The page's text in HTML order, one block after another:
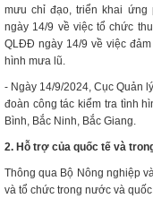
mưu chỉ đạo, triển khai
ngày 14/9 về việc tổ chức
QLĐĐ ngày 14/9 về việc
hình mưa lũ.
- Ngày 14/9/2024, Cục Quản
đoàn công tác kiểm tra tình
Bình, Bắc Ninh, Bắc Giang.
2. Hỗ trợ của quốc tế và
Thông qua Bộ Nông nghiệp
và tổ chức trong nước và